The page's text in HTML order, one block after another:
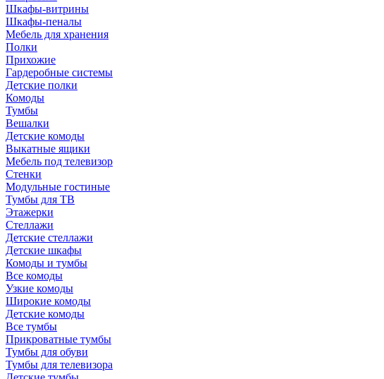
Шкафы-витрины
Шкафы-пеналы
Мебель для хранения
Полки
Прихожие
Гардеробные системы
Детские полки
Комоды
Тумбы
Вешалки
Детские комоды
Выкатные ящики
Мебель под телевизор
Стенки
Модульные гостиные
Тумбы для ТВ
Этажерки
Стеллажи
Детские стеллажи
Детские шкафы
Комоды и тумбы
Все комоды
Узкие комоды
Широкие комоды
Детские комоды
Все тумбы
Прикроватные тумбы
Тумбы для обуви
Тумбы для телевизора